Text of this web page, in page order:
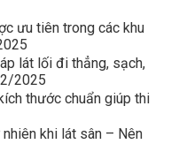
ưu tiên trong các khu
lát lối đi thẳng, sạch,
2025
thước chuẩn giúp thi
khi lát sân – Nên